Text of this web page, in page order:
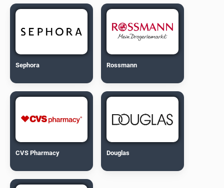
Sephora Rossmann
CVS Pharmacy Douglas